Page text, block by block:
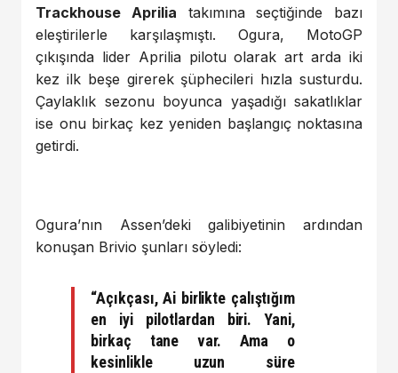
Trackhouse Aprilia takımına seçtiğinde bazı
eleştirilerle karşılaşmıştı. Ogura, MotoGP
çıkışında lider Aprilia pilotu olarak art arda iki
kez ilk beşe girerek şüphecileri hızla susturdu.
Çaylaklık sezonu boyunca yaşadığı sakatlıklar
ise onu birkaç kez yeniden başlangıç noktasına
getirdi.
Ogura’nın Assen’deki galibiyetinin ardından
konuşan Brivio şunları söyledi:
“Açıkçası, Ai birlikte çalıştığım
en iyi pilotlardan biri. Yani,
birkaç tane var. Ama o
kesinlikle uzun süre